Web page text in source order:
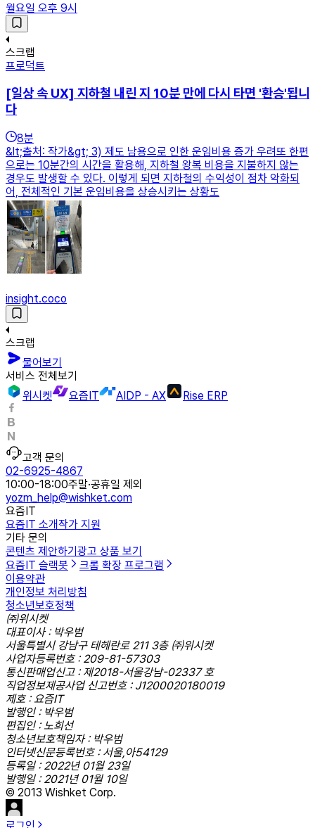
월요일 오후 9시
스크랩
프로덕트
[일상 속 UX] 지하철 내린 지 10분 만에 다시 타면 '환승'됩니
다
8분
&lt;출처: 작가&gt; 3) 제도 남용으로 인한 운임비용 증가 우려또 한편
으로는 10분간의 시간을 활용해, 지하철 왕복 비용을 지불하지 않는
경우도 발생할 수 있다. 이렇게 되면 지하철의 수익성이 점차 악화되
어, 전체적인 기본 운임비용을 상승시키는 상황도
insight.coco
스크랩
물어보기
서비스 전체보기
위시켓
요즘IT AIDP - AX Rise ERP
고객 문의
02-6925-4867
10:00-18:00주말·공휴일 제외
yozm_help@wishket.com
요즘IT
요즘IT 소개작가 지원
기타 문의
콘텐츠 제안하기 광고 상품 보기
요즘IT 슬랙봇
크롬 확장 프로그램
이용약관
개인정보 처리방침
청소년보호정책
㈜위시켓
대표이사 : 박우범
서울특별시 강남구 테헤란로 211 3층 ㈜위시켓
사업자등록번호 : 209-81-57303
통신판매업신고 : 제2018-서울강남-02337 호
직업정보제공사업 신고번호 : J1200020180019
제호 : 요즘IT
발행인 : 박우범
편집인 : 노희선
청소년보호책임자 : 박우범
인터넷신문등록번호 : 서울,아54129
등록일 : 2022년 01월 23일
발행일 : 2021년 01월 10일
© 2013 Wishket Corp.